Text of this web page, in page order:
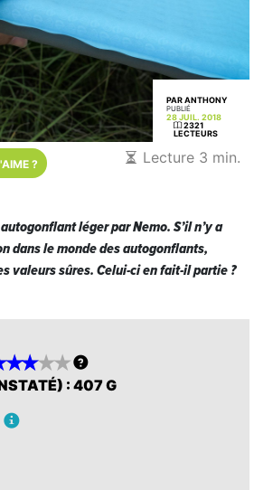
PAR ANTHONY
PUBLIÉ
28 JUIL. 2018
2321
LECTEURS
? Lecture 3 min.
léger par Nemo. S’il n’y a
dans le monde des autogonflants,
valeurs sûres. Celui-ci en fait-il partie ?


: 407 G